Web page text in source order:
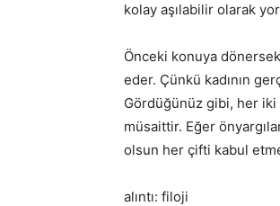
kolay aşılabilir olarak
Önceki konuya
eder. Çünkü kadının
Gördüğünüz gibi, her iki
müsaittir. Eğer
olsun her çifti kabul
alıntı: filoji